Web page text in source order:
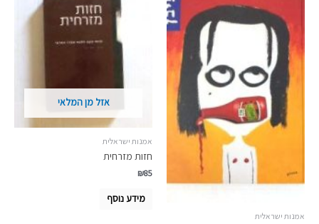
אמנות ישראלית
אזל מן המלאי
אמנות ישראלית
חזות מזרחית
₪85
מידע נוסף